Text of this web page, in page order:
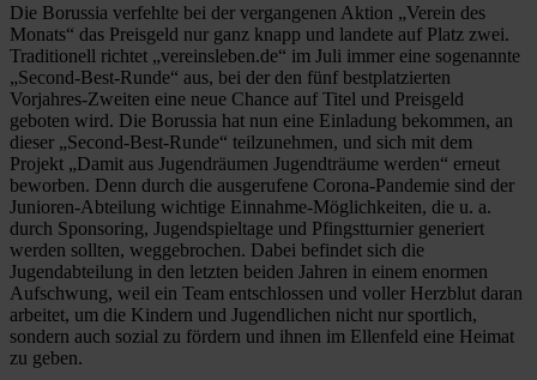
Die Borussia verfehlte bei der vergangenen Aktion „Verein des
Monats“ das Preisgeld nur ganz knapp und landete auf Platz zwei.
Traditionell richtet „vereinsleben.de“ im Juli immer eine sogenannte
„Second-Best-Runde“ aus, bei der den fünf bestplatzierten
Vorjahres-Zweiten eine neue Chance auf Titel und Preisgeld
geboten wird. Die Borussia hat nun eine Einladung bekommen, an
dieser „Second-Best-Runde“ teilzunehmen, und sich mit dem
Projekt „Damit aus Jugendräumen Jugendträume werden“ erneut
beworben. Denn durch die ausgerufene Corona-Pandemie sind der
Junioren-Abteilung wichtige Einnahme-Möglichkeiten, die u. a.
durch Sponsoring, Jugendspieltage und Pfingstturnier generiert
werden sollten, weggebrochen. Dabei befindet sich die
Jugendabteilung in den letzten beiden Jahren in einem enormen
Aufschwung, weil ein Team entschlossen und voller Herzblut daran
arbeitet, um die Kindern und Jugendlichen nicht nur sportlich,
sondern auch sozial zu fördern und ihnen im Ellenfeld eine Heimat
zu geben.